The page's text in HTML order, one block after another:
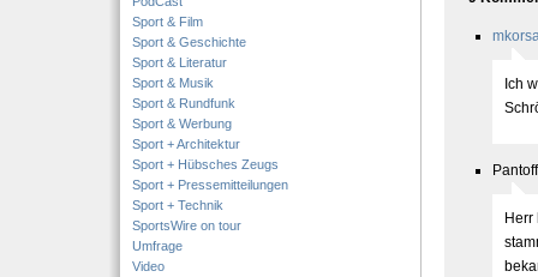
Sport & Film
Sport & Geschichte
Sport & Literatur
Sport & Musik
Sport & Rundfunk
Sport & Werbung
Sport + Architektur
Sport + Hübsches Zeugs
Sport + Pressemitteilungen
Sport + Technik
SportsWire on tour
Umfrage
Video
Ich
Herr